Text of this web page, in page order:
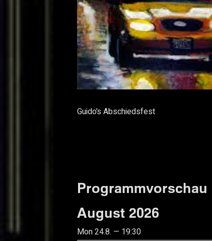
Guido’s Abschiedsfest
Programmvorschau
August 2026
Mon 24.8. — 19:30